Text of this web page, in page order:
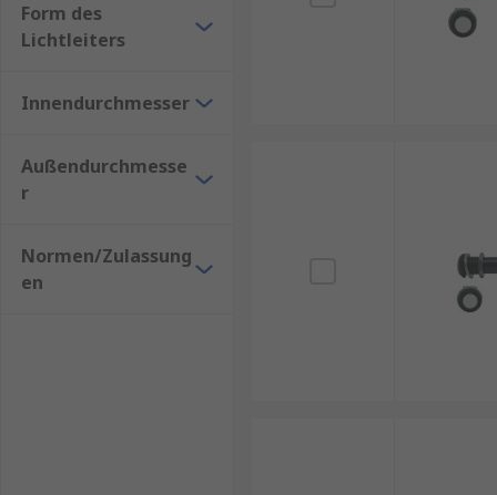
Form des
Lichtleiters
Innendurchmesser
Außendurchmesse
r
Normen/Zulassung
en